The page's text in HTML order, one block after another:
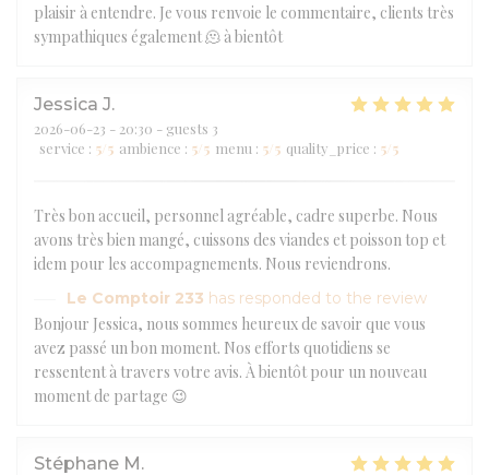
plaisir à entendre. Je vous renvoie le commentaire, clients très
sympathiques également 🫠 à bientôt
Jessica J
2026-06-23 - 20:30 - guests 3
service : 5/5 ambience : 5/5 menu : 5/5 quality_price : 5/5
Très bon accueil, personnel agréable, cadre superbe. Nous
avons très bien mangé, cuissons des viandes et poisson top et
idem pour les accompagnements. Nous reviendrons.
Le Comptoir 233 has responded to the review
Bonjour Jessica, nous sommes heureux de savoir que vous
avez passé un bon moment. Nos efforts quotidiens se
ressentent à travers votre avis. À bientôt pour un nouveau
moment de partage 😉
Stéphane M